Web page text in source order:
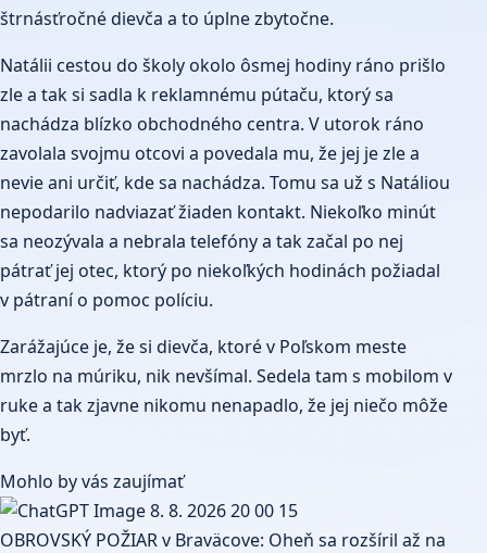
štrnásťročné dievča a to úplne zbytočne.
Natálii cestou do školy okolo ôsmej hodiny ráno prišlo
zle a tak si sadla k reklamnému pútaču, ktorý sa
nachádza blízko obchodného centra. V utorok ráno
zavolala svojmu otcovi a povedala mu, že jej je zle a
nevie ani určiť, kde sa nachádza. Tomu sa už s Natáliou
nepodarilo nadviazať žiaden kontakt. Niekoľko minút
sa neozývala a nebrala telefóny a tak začal po nej
pátrať jej otec, ktorý po niekoľkých hodinách požiadal
v pátraní o pomoc políciu.
Zarážajúce je, že si dievča, ktoré v Poľskom meste
mrzlo na múriku, nik nevšímal. Sedela tam s mobilom v
ruke a tak zjavne nikomu nenapadlo, že jej niečo môže
byť.
Mohlo by vás zaujímať
OBROVSKÝ POŽIAR v Braväcove: Oheň sa rozšíril až na